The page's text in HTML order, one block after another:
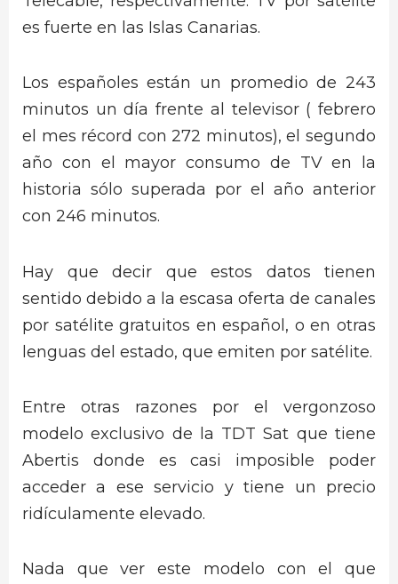
es fuerte en las Islas Canarias.
Los españoles están un promedio de 243
minutos un día frente al televisor ( febrero
el mes récord con 272 minutos), el segundo
año con el mayor consumo de TV en la
historia sólo superada por el año anterior
con 246 minutos.
Hay que decir que estos datos tienen
sentido debido a la escasa oferta de canales
por satélite gratuitos en español, o en otras
lenguas del estado, que emiten por satélite.
Entre otras razones por el vergonzoso
modelo exclusivo de la TDT Sat que tiene
Abertis donde es casi imposible poder
acceder a ese servicio y tiene un precio
ridículamente elevado.
Nada que ver este modelo con el que